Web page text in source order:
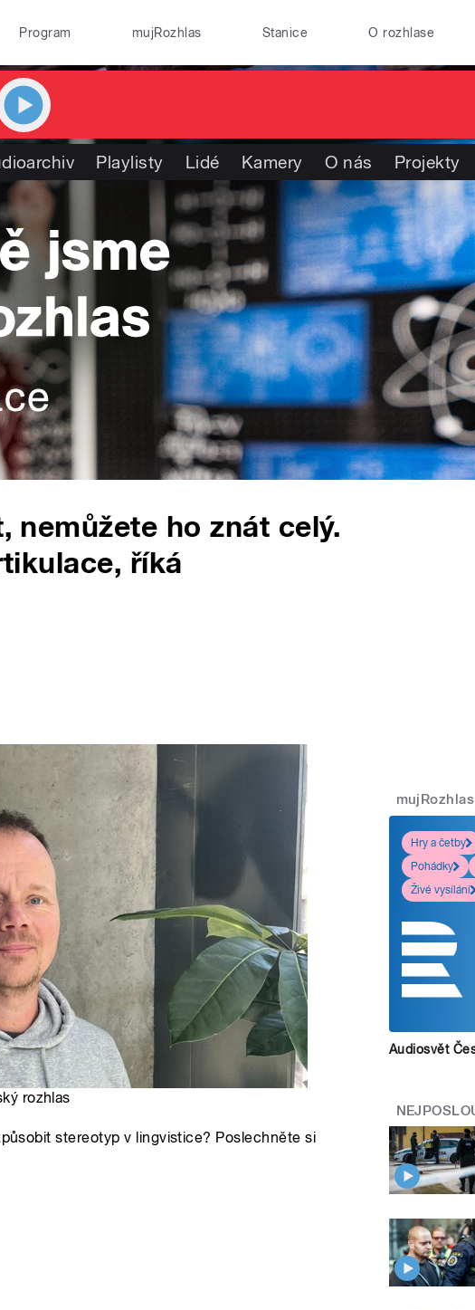
Program mujRozhlas Stanice O rozhlase
Playlisty Lidé Kamery O nás Projekty
nemůžete ho znát celý.
říká
rozhlas
stereotyp v lingvistice? Poslechněte si
mujRozhlas
Hry a četby
Pohádky
Živé vysílání
Audiosvět